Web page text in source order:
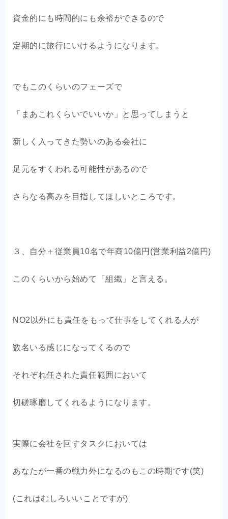
資金的にも時間的にも余裕ができるので
定期的に旅行にいけるようになります。
でもこのくらいのフェーズで
「まあこれくらいでいいか」と思ってしまうと
新しく入ってきた勢いのある会社に
足元をすくわれる可能性があるので
さらなる高みを目指してほしいところです。
３、自分＋従業員10名で年商10億円(営業利益2億円)
このくらいから始めて「組織」と言える。
NO2以外にも責任をもって仕事をしてくれる人が
数名いる感じになってくるので
それぞれ任された責任範囲において
切磋琢磨してくれるようになります。
実際に会社を回すタスクにおいては
あなたが一番の戦力外になるのもこの時期です(笑)
(これはむしろいいことですが)